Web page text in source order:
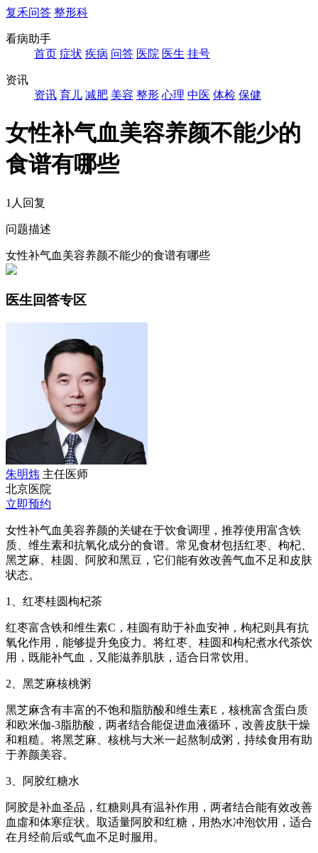
复禾问答 整形科
看病助手
首页 症状 疾病 问答 医院 医生 挂号
资讯
资讯 育儿 减肥 美容 整形 心理 中医 体检 保健
女性补气血美容养颜不能少的
食谱有哪些
1人回复
问题描述
女性补气血美容养颜不能少的食谱有哪些
医生回答专区
朱明炜 主任医师
北京医院
立即预约
女性补气血美容养颜的关键在于饮食调理，推荐使用富含铁
质、维生素和抗氧化成分的食谱。常见食材包括红枣、枸杞、
黑芝麻、桂圆、阿胶和黑豆，它们能有效改善气血不足和皮肤
状态。
1、红枣桂圆枸杞茶
红枣富含铁和维生素C，桂圆有助于补血安神，枸杞则具有抗
氧化作用，能够提升免疫力。将红枣、桂圆和枸杞煮水代茶饮
用，既能补气血，又能滋养肌肤，适合日常饮用。
2、黑芝麻核桃粥
黑芝麻含有丰富的不饱和脂肪酸和维生素E，核桃富含蛋白质
和欧米伽-3脂肪酸，两者结合能促进血液循环，改善皮肤干燥
和粗糙。将黑芝麻、核桃与大米一起熬制成粥，持续食用有助
于养颜美容。
3、阿胶红糖水
阿胶是补血圣品，红糖则具有温补作用，两者结合能有效改善
血虛和体寒症状。取适量阿胶和红糖，用热水冲泡饮用，适合
在月经前后或气血不足时服用。